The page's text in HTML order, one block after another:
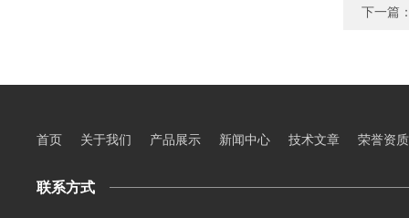
下一篇
首页 关于我们 产品展示 新闻中心 技术文章 荣誉资质
联系方式